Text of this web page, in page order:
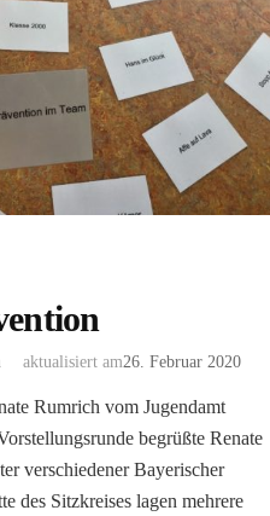
aktualisiert am26. Februar 2020
Rumrich vom Jugendamt
begrüßte Renate
verschiedener Bayerischer
des Sitzkreises lagen mehrere